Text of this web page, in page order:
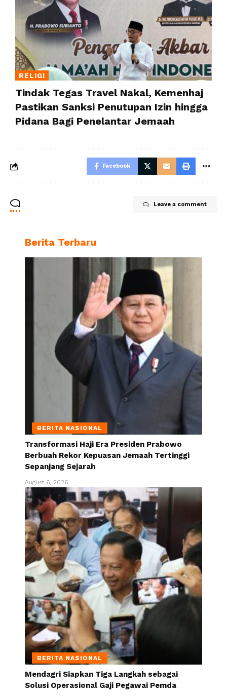
RELIGI
Tindak Tegas Travel Nakal, Kemenhaj
Pastikan Sanksi Penutupan Izin hingga
Pidana Bagi Penelantar Jemaah
Facebook
Leave a comment
Berita Terbaru
BERITA NASIONAL
Transformasi Haji Era Presiden Prabowo
Berbuah Rekor Kepuasan Jemaah Tertinggi
Sepanjang Sejarah
August 6, 2026
BERITA NASIONAL
Mendagri Siapkan Tiga Langkah sebagai
Solusi Operasional Gaji Pegawai Pemda